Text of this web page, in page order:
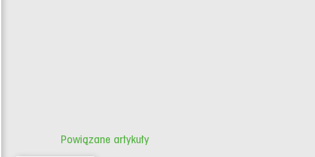
Powiązane artykuły